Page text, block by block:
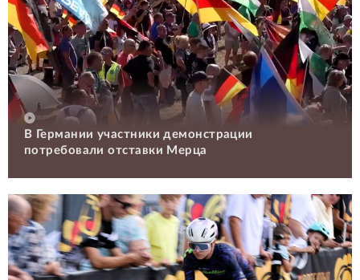
В Германии участники демонстрации
потребовали отставки Мерца